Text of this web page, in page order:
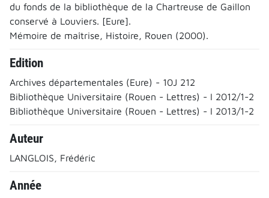
du fonds de la bibliothèque de la Chartreuse de Gaillon
conservé à Louviers. [Eure].
Mémoire de maîtrise, Histoire, Rouen (2000).
Edition
Archives départementales (Eure) - 10J 212
Bibliothèque Universitaire (Rouen - Lettres) - I 2012/1-2
Bibliothèque Universitaire (Rouen - Lettres) - I 2013/1-2
Auteur
LANGLOIS, Frédéric
Année